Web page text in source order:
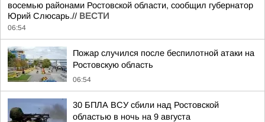
восемью районами Ростовской области, сообщил губернатор
Юрий Слюсарь.// ВЕСТИ
06:54
Пожар случился после беспилотной атаки на
Ростовскую область
06:54
30 БПЛА ВСУ сбили над Ростовской
областью в ночь на 9 августа